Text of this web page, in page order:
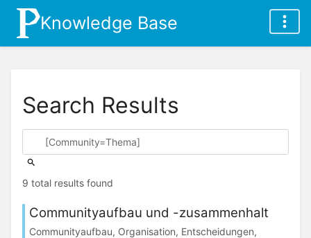
Knowledge Base
Search Results
9 total results found
Communityaufbau und -zusammenhalt
Communityaufbau, Organisation, Entscheidungen,